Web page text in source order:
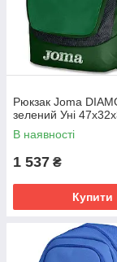
Рюкзак Joma
зелений Уні
В наявності
1 537 ₴
Купити